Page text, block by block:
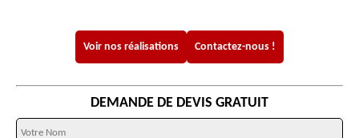
Voir nos réalisations Contactez-nous !
DEMANDE DE DEVIS GRATUIT